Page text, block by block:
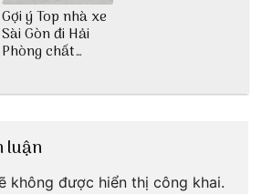
Gợi ý Top nhà xe
Sài Gòn đi Hải
Phòng chất
luận
không được hiển thị công khai.